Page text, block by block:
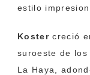
estilo
Kostercreció
suroeste de los
La Haya,